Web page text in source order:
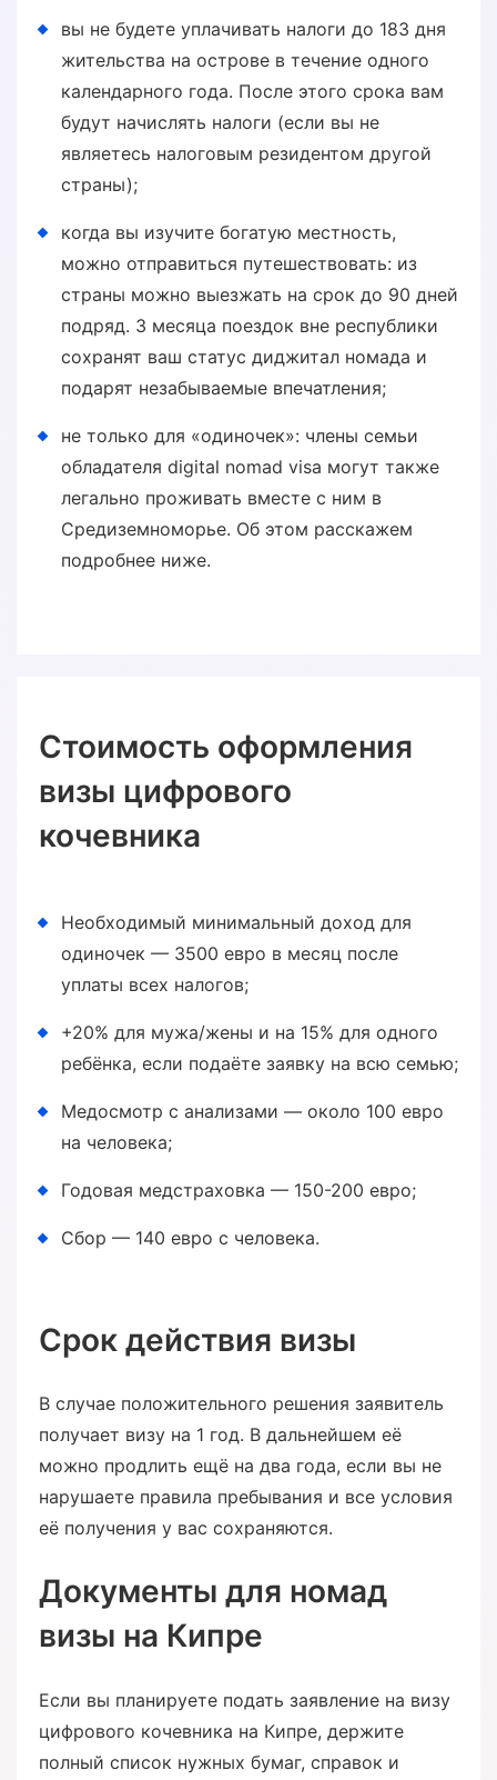
вы не будете уплачивать налоги до 183 дня
жительства на острове в течение одного
календарного года. После этого срока вам
будут начислять налоги (если вы не
являетесь налоговым резидентом другой
страны);
когда вы изучите богатую местность,
можно отправиться путешествовать: из
страны можно выезжать на срок до 90 дней
подряд. З месяца поездок вне республики
сохранят ваш статус диджитал номада и
подарят незабываемые впечатления;
не только для «одиночек»: члены семьи
обладателя digital nomad visa могут также
легально проживать вместе с ним в
Средиземноморье. Об этом расскажем
подробнее ниже.
Стоимость оформления
визы цифрового
кочевника
Необходимый минимальный доход для
одиночек — 3500 евро в месяц после
уплаты всех налогов;
+20% для мужа/жены и на 15% для одного
ребёнка, если подаёте заявку на всю семью;
Медосмотр с анализами — около 100 евро
на человека;
Годовая медстраховка — 150-200 евро;
Сбор — 140 евро с человека.
Срок действия визы
В случае положительного решения заявитель
получает визу на 1 год. В дальнейшем её
можно продлить ещё на два года, если вы не
нарушаете правила пребывания и все условия
её получения у вас сохраняются.
Документы для номад
визы на Кипре
Если вы планируете подать заявление на визу
цифрового кочевника на Кипре, держите
полный список нужных бумаг, справок и